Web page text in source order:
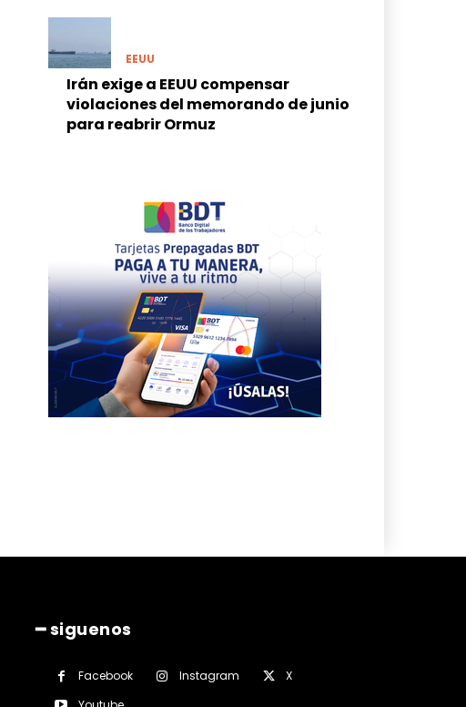
EEUU
Irán exige a EEUU compensar
violaciones del memorando de junio
para reabrir Ormuz
━ siguenos
Facebook Instagram
X